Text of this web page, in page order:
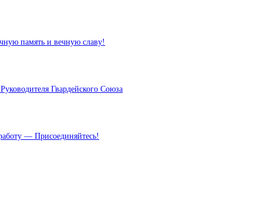
память и вечную славу!
Гвардейского Союза
— Присоединяйтесь!